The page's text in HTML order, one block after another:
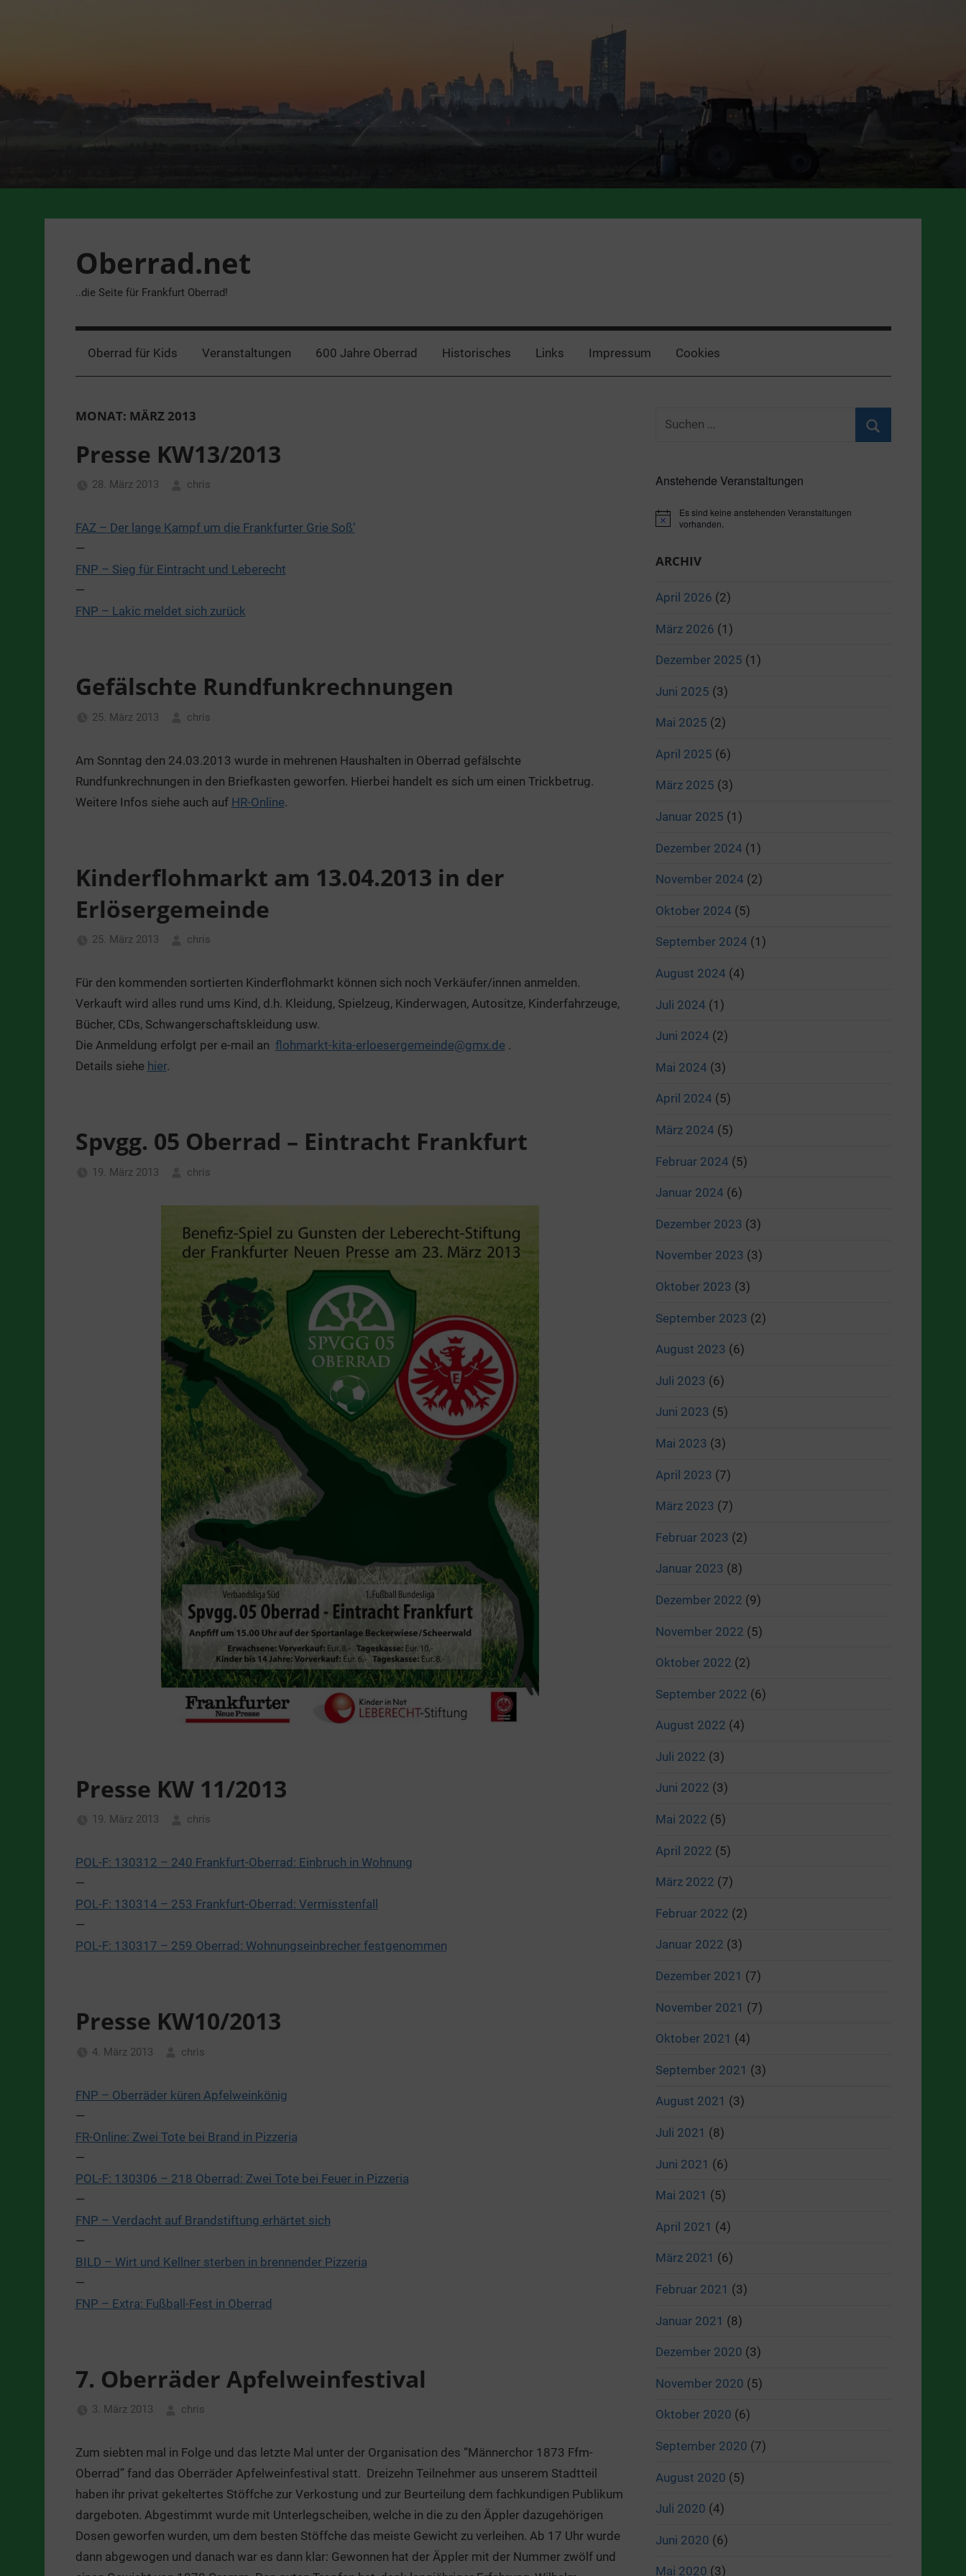
Oberrad.net
..die Seite für Frankfurt Oberrad!
Oberrad für Kids Veranstaltungen 600 Jahre Oberrad Historisches Links Impressum Cookies
MONAT: MÄRZ 2013
Presse KW13/2013
28. März 2013
chris
FAZ – Der lange Kampf um die Frankfurter Grie Soß’
—
FNP – Sieg für Eintracht und Leberecht
—
FNP – Lakic meldet sich zurück
Gefälschte Rundfunkrechnungen
25. März 2013
chris
Am Sonntag den 24.03.2013 wurde in mehrenen Haushalten in Oberrad gefälschte
Rundfunkrechnungen in den Briefkasten geworfen. Hierbei handelt es sich um einen Trickbetrug.
Weitere Infos siehe auch auf HR-Online.
Kinderflohmarkt am 13.04.2013 in der
Erlösergemeinde
25. März 2013
chris
Für den kommenden sortierten Kinderflohmarkt können sich noch Verkäufer/innen anmelden.
Verkauft wird alles rund ums Kind, d.h. Kleidung, Spielzeug, Kinderwagen, Autositze, Kinderfahrzeuge,
Bücher, CDs, Schwangerschaftskleidung usw.
Die Anmeldung erfolgt per e-mail an flohmarkt-kita-erloesergemeinde@gmx.de .
Details siehe hier.
Spvgg. 05 Oberrad – Eintracht Frankfurt
19. März 2013
chris
Presse KW 11/2013
19. März 2013
chris
POL-F: 130312 – 240 Frankfurt-Oberrad: Einbruch in Wohnung
—
POL-F: 130314 – 253 Frankfurt-Oberrad: Vermisstenfall
—
POL-F: 130317 – 259 Oberrad: Wohnungseinbrecher festgenommen
Presse KW10/2013
4. März 2013
chris
FNP – Oberräder küren Apfelweinkönig
—
FR-Online: Zwei Tote bei Brand in Pizzeria
—
POL-F: 130306 – 218 Oberrad: Zwei Tote bei Feuer in Pizzeria
—
FNP – Verdacht auf Brandstiftung erhärtet sich
—
BILD – Wirt und Kellner sterben in brennender Pizzeria
—
FNP – Extra: Fußball-Fest in Oberrad
7. Oberräder Apfelweinfestival
3. März 2013
chris
Zum siebten mal in Folge und das letzte Mal unter der Organisation des “Männerchor 1873 Ffm-
Oberrad” fand das Oberräder Apfelweinfestival statt. Dreizehn Teilnehmer aus unserem Stadtteil
haben ihr privat gekeltertes Stöffche zur Verkostung und zur Beurteilung dem fachkundigen Publikum
dargeboten. Abgestimmt wurde mit Unterlegscheiben, welche in die zu den Äppler dazugehörigen
Dosen geworfen wurden, um dem besten Stöffche das meiste Gewicht zu verleihen. Ab 17 Uhr wurde
dann abgewogen und danach war es dann klar: Gewonnen hat der Äppler mit der Nummer zwölf und
Suchen
Anstehende Veranstaltungen
Hinweis
Es sind keine anstehenden Veranstaltungen
vorhanden.
ARCHIV
April 2026 (2)
März 2026 (1)
Dezember 2025 (1)
Juni 2025 (3)
Mai 2025 (2)
April 2025 (6)
März 2025 (3)
Januar 2025 (1)
Dezember 2024 (1)
November 2024 (2)
Oktober 2024 (5)
September 2024 (1)
August 2024 (4)
Juli 2024 (1)
Juni 2024 (2)
Mai 2024 (3)
April 2024 (5)
März 2024 (5)
Februar 2024 (5)
Januar 2024 (6)
Dezember 2023 (3)
November 2023 (3)
Oktober 2023 (3)
September 2023 (2)
August 2023 (6)
Juli 2023 (6)
Juni 2023 (5)
Mai 2023 (3)
April 2023 (7)
März 2023 (7)
Februar 2023 (2)
Januar 2023 (8)
Dezember 2022 (9)
November 2022 (5)
Oktober 2022 (2)
September 2022 (6)
August 2022 (4)
Juli 2022 (3)
Juni 2022 (3)
Mai 2022 (5)
April 2022 (5)
März 2022 (7)
Februar 2022 (2)
Januar 2022 (3)
Dezember 2021 (7)
November 2021 (7)
Oktober 2021 (4)
September 2021 (3)
August 2021 (3)
Juli 2021 (8)
Juni 2021 (6)
Mai 2021 (5)
April 2021 (4)
März 2021 (6)
Februar 2021 (3)
Januar 2021 (8)
Dezember 2020 (3)
November 2020 (5)
Oktober 2020 (6)
September 2020 (7)
August 2020 (5)
Juli 2020 (4)
Juni 2020 (6)
Mai 2020 (3)